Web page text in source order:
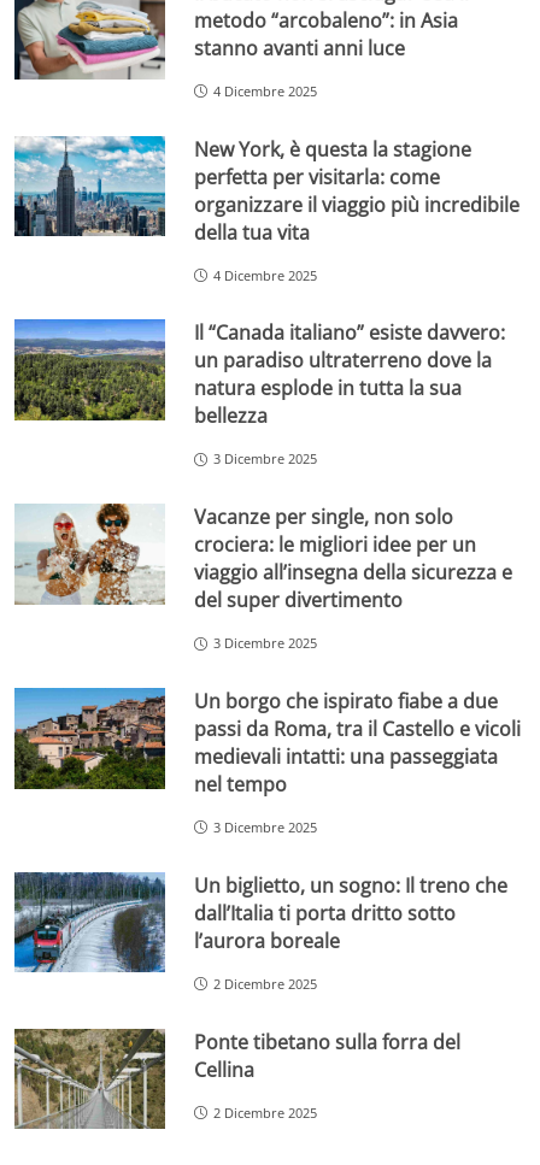
metodo “arcobaleno”: in Asia
stanno avanti anni luce
4 Dicembre 2025
New York, è questa la stagione
perfetta per visitarla: come
organizzare il viaggio più incredibile
della tua vita
4 Dicembre 2025
Il “Canada italiano” esiste davvero:
un paradiso ultraterreno dove la
natura esplode in tutta la sua
bellezza
3 Dicembre 2025
Vacanze per single, non solo
crociera: le migliori idee per un
viaggio all’insegna della sicurezza e
del super divertimento
3 Dicembre 2025
Un borgo che ispirato fiabe a due
passi da Roma, tra il Castello e vicoli
medievali intatti: una passeggiata
nel tempo
3 Dicembre 2025
Un biglietto, un sogno: Il treno che
dall’Italia ti porta dritto sotto
l’aurora boreale
2 Dicembre 2025
Ponte tibetano sulla forra del
Cellina
2 Dicembre 2025